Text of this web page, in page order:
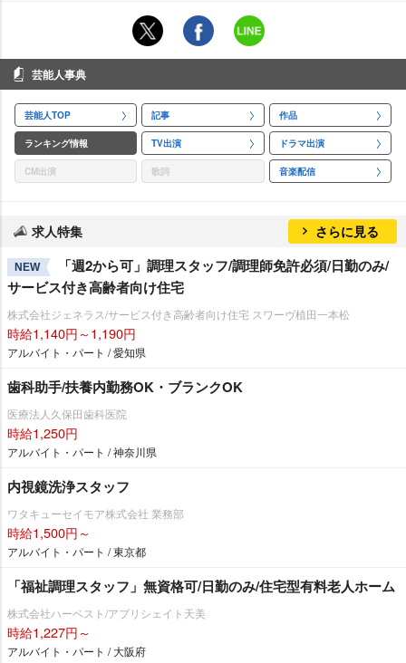
芸能人事典
芸能人TOP 記事 作品
ランキング情報 TV出演 ドラマ出演
CM出演 歌詞 音楽配信
求人特集 さらに見る
NEW
「週2から可」調理スタッフ/調理師免許必須/日勤のみ/
サービス付き高齢者向け住宅
株式会社ジェネラス/サービス付き高齢者向け住宅 スワーヴ植田一本松
時給1,140円～1,190円
アルバイト・パート / 愛知県
歯科助手/扶養内勤務OK・ブランクOK
医療法人久保田歯科医院
時給1,250円
アルバイト・パート / 神奈川県
内視鏡洗浄スタッフ
ワタキューセイモア株式会社 業務部
時給1,500円～
アルバイト・パート / 東京都
「福祉調理スタッフ」無資格可/日勤のみ/住宅型有料老人ホーム
株式会社ハーベスト/アプリシェイト天美
時給1,227円～
アルバイト・パート / 大阪府